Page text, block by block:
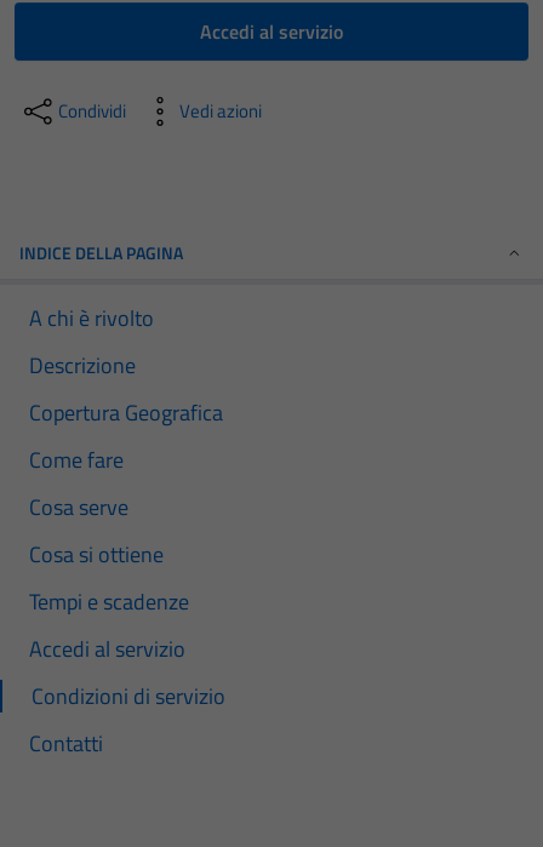
Accedi al servizio
Condividi Vedi azioni
INDICE DELLA PAGINA
A chi è rivolto
Descrizione
Copertura Geografica
Come fare
Cosa serve
Cosa si ottiene
Tempi e scadenze
Accedi al servizio
Condizioni di servizio
Contatti